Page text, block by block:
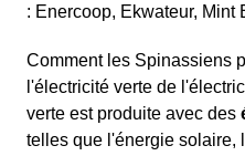
: Enercoop, Ekwateur, Mint
Comment les Spinassiens
l'électricité verte de
verte est produite avec des
telles que l'énergie solaire,